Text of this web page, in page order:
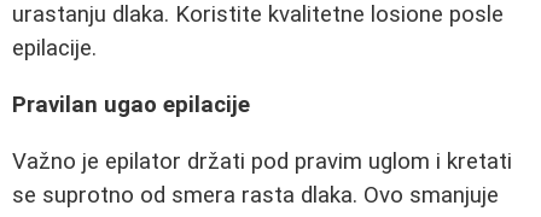
urastanju dlaka. Koristite kvalitetne losione posle
epilacije.
Pravilan ugao epilacije
Važno je epilator držati pod pravim uglom i kretati
se suprotno od smera rasta dlaka. Ovo smanjuje